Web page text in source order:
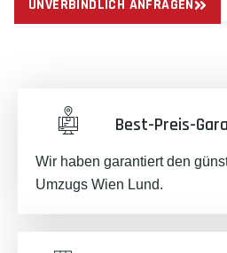
UNVERBINDLICH ANFRAGEN
Best-Preis-
Wir haben garantiert den
Umzugs Wien Lund.